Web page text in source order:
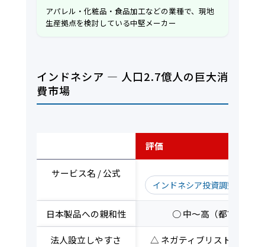
アパレル・化粧品・食品加工などの業種で、現地
生産拠点を検討している中堅メーカー
インドネシア — 人口2.7億人の巨大消
費市場
評価
サービス名 / 公式
インドネシア投資調整庁（
日本製品への親和性 ○ 中〜高（都市部中産
法人設立しやすさ △ ネガティブリスト・外資